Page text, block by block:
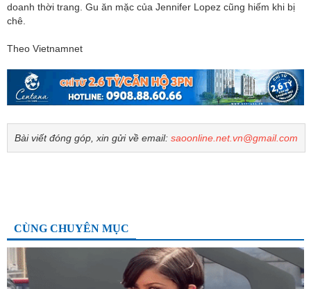
doanh thời trang. Gu ăn mặc của Jennifer Lopez cũng hiếm khi bị
chê.
Theo Vietnamnet
Bài viết đóng góp, xin gửi về email: saoonline.net.vn@gmail.com
CÙNG CHUYÊN MỤC